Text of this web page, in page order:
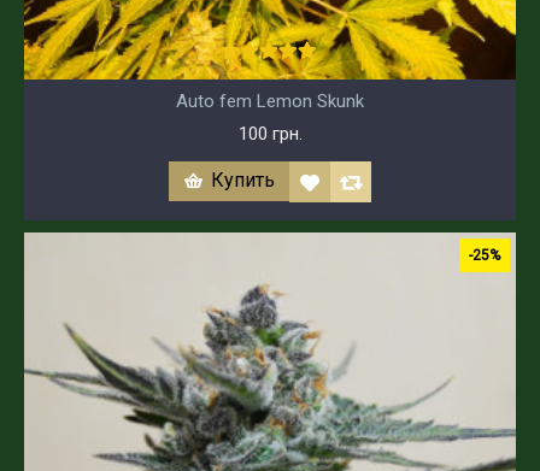
Auto fem Lemon Skunk
100 грн.
Купить
-25%